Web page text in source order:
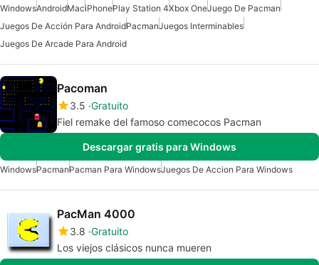
WindowsAndroidMaciPhonePlay Station 4Xbox OneJuego De Pacman
Juegos De Acción Para AndroidPacmanJuegos Interminables
Juegos De Arcade Para Android
Pacoman
3.5 Gratuito
Fiel remake del famoso comecocos Pacman
Descargar gratis para Windows
WindowsPacmanPacman Para WindowsJuegos De Accion Para Windows
PacMan 4000
3.8 Gratuito
Los viejos clásicos nunca mueren